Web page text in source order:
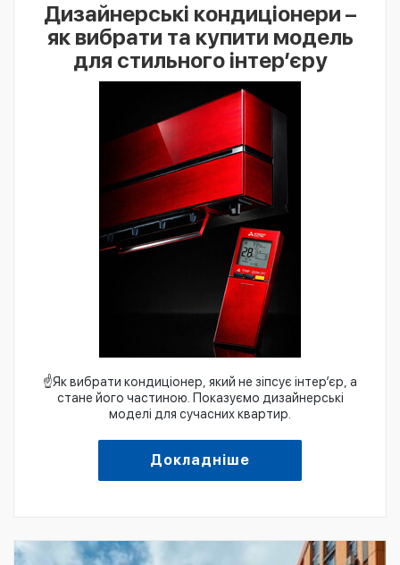
Дизайнерські кондиціонери –
як вибрати та купити модель
для стильного інтер’єру
☝️Як вибрати кондиціонер, який не зіпсує інтер’єр, а
стане його частиною. Показуємо дизайнерські
моделі для сучасних квартир.
Докладніше